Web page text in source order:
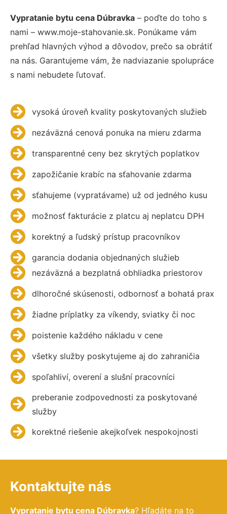
Vypratanie bytu cena Dúbravka – poďte do toho s
nami – www.moje-stahovanie.sk. Ponúkame vám
prehľad hlavných výhod a dôvodov, prečo sa obrátiť
na nás. Garantujeme vám, že nadviazanie spolupráce
s nami nebudete ľutovať.
vysoká úroveň kvality poskytovaných služieb
nezáväzná cenová ponuka na mieru zdarma
transparentné ceny bez skrytých poplatkov
zapožičanie krabíc na sťahovanie zdarma
sťahujeme (vypratávame) už od jedného kusu
možnosť fakturácie z platcu aj neplatcu DPH
korektný a ľudský prístup pracovníkov
garancia dodania objednaných služieb
nezáväzná a bezplatná obhliadka priestorov
dlhoročné skúsenosti, odbornosť a bohatá prax
žiadne príplatky za víkendy, sviatky či noc
poistenie každého nákladu v cene
všetky služby poskytujeme aj do zahraničia
spoľahliví, overení a slušní pracovníci
preberanie zodpovednosti za poskytované
služby
korektné riešenie akejkoľvek nespokojnosti
Kontaktujte nás
Vypratanie bytu cena Dúbravka? Hľadáte na to